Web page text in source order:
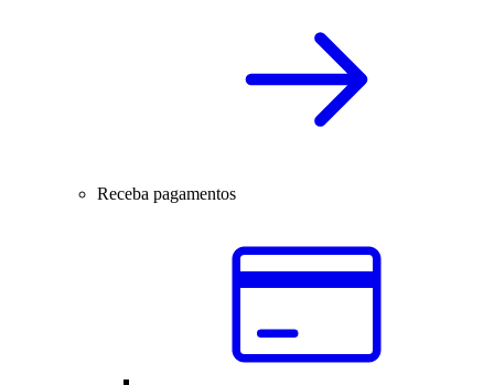
Receba pagamentos